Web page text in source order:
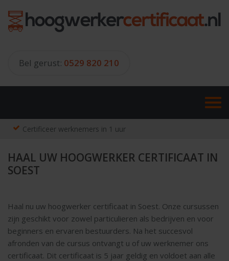
content
Bel gerust: 0529 820 210
Certificeer werknemers in 1 uur
HAAL UW HOOGWERKER CERTIFICAAT IN
SOEST
Haal nu uw hoogwerker certificaat in Soest. Onze cursussen
zijn geschikt voor zowel particulieren als bedrijven en voor
beginners en ervaren bestuurders. Na het succesvol
afronden van de cursus ontvangt u of uw werknemer ons
certificaat. Dit certificaat is 5 jaar geldig en voldoet aan alle